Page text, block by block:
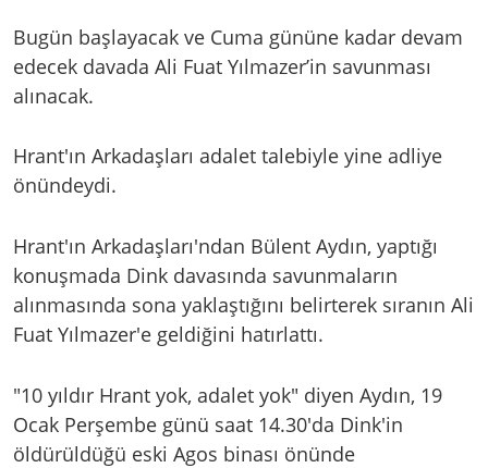
Bugün başlayacak ve Cuma gününe kadar devam
edecek davada Ali Fuat Yılmazer’in savunması
alınacak.
Hrant'ın Arkadaşları adalet talebiyle yine adliye
önündeydi.
Hrant'ın Arkadaşları'ndan Bülent Aydın, yaptığı
konuşmada Dink davasında savunmaların
alınmasında sona yaklaştığını belirterek sıranın Ali
Fuat Yılmazer'e geldiğini hatırlattı.
"10 yıldır Hrant yok, adalet yok" diyen Aydın, 19
Ocak Perşembe günü saat 14.30'da Dink'in
öldürüldüğü eski Agos binası önünde